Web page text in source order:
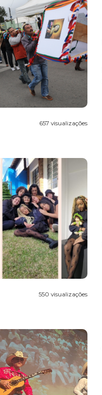
657 visualizações
550 visualizações